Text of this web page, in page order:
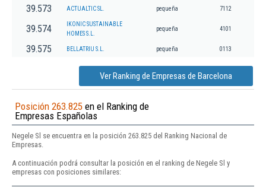
39.573 ACTUALTIC SL. pequeña 7112
39.574
IKONIC SUSTAINABLE
HOMES S.L.
pequeña 4101
39.575 BELLATRIU S.L. pequeña 0113
Ver Ranking de Empresas de Barcelona
Posición 263.825 en el Ranking de
Empresas Españolas
Negele Sl se encuentra en la posición 263.825 del Ranking Nacional de
Empresas.
A continuación podrá consultar la posición en el ranking de Negele Sl y
empresas con posiciones similares: